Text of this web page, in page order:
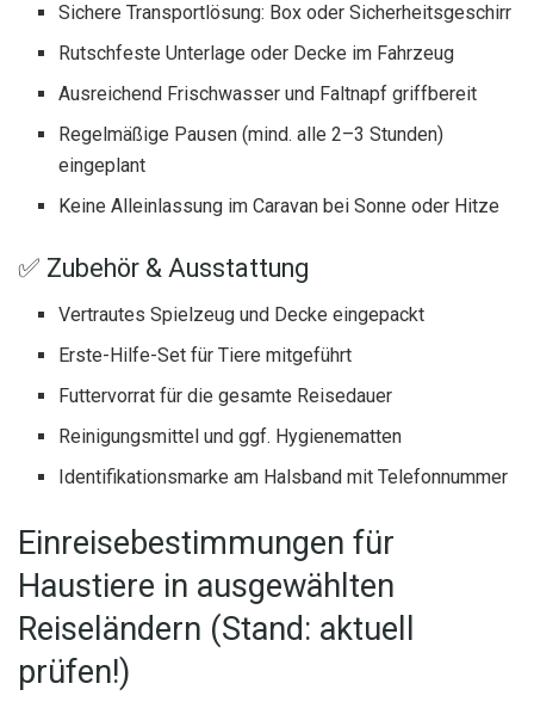
Sichere Transportlösung: Box oder Sicherheitsgeschirr
Rutschfeste Unterlage oder Decke im Fahrzeug
Ausreichend Frischwasser und Faltnapf griffbereit
Regelmäßige Pausen (mind. alle 2–3 Stunden)
eingeplant
Keine Alleinlassung im Caravan bei Sonne oder Hitze
✅ Zubehör & Ausstattung
Vertrautes Spielzeug und Decke eingepackt
Erste-Hilfe-Set für Tiere mitgeführt
Futtervorrat für die gesamte Reisedauer
Reinigungsmittel und ggf. Hygienematten
Identifikationsmarke am Halsband mit Telefonnummer
Einreisebestimmungen für
Haustiere in ausgewählten
Reiseländern (Stand: aktuell
prüfen!)